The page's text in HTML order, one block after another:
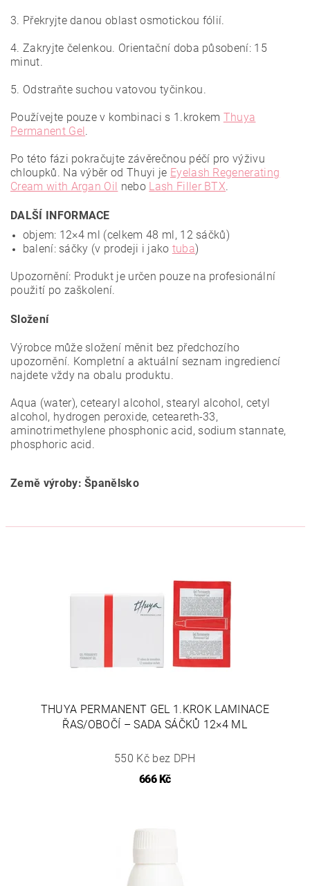
3. Překryjte danou oblast osmotickou fólií.
4. Zakryjte čelenkou. Orientační doba působení: 15
minut.
5. Odstraňte suchou vatovou tyčinkou.
Používejte pouze v kombinaci s 1.krokem Thuya
Permanent Gel.
Po této fázi pokračujte závěrečnou péčí pro výživu
chloupků. Na výběr od Thuyi je Eyelash Regenerating
Cream with Argan Oil nebo Lash Filler BTX.
DALŠÍ INFORMACE
objem: 12×4 ml (celkem 48 ml, 12 sáčků)
balení: sáčky (v prodeji i jako tuba)
Upozornění: Produkt je určen pouze na profesionální
použití po zaškolení.
Složení
Výrobce může složení měnit bez předchozího
upozornění. Kompletní a aktuální seznam ingrediencí
najdete vždy na obalu produktu.
Aqua (water), cetearyl alcohol, stearyl alcohol, cetyl
alcohol, hydrogen peroxide, ceteareth-33,
aminotrimethylene phosphonic acid, sodium stannate,
phosphoric acid.
Země výroby: Španělsko
THUYA PERMANENT GEL 1.KROK LAMINACE
ŘAS/OBOČÍ – SADA SÁČKŮ 12×4 ML
550 Kč bez DPH
666 Kč